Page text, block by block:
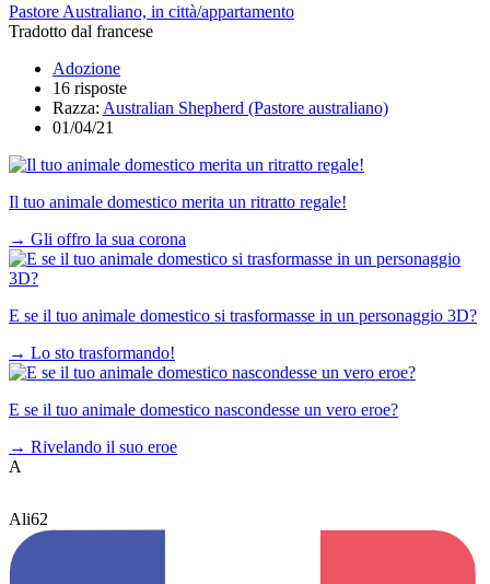
Pastore Australiano, in città/appartamento
Tradotto dal francese
Adozione
16 risposte
Razza: Australian Shepherd (Pastore australiano)
01/04/21
Il tuo animale domestico merita un ritratto regale!
→ Gli offro la sua corona
E se il tuo animale domestico si trasformasse in un personaggio 3D?
→ Lo sto trasformando!
E se il tuo animale domestico nascondesse un vero eroe?
→ Rivelando il suo eroe
A
Ali62